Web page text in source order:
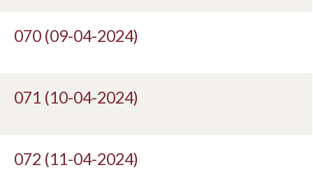
070 (09-04-2024)
071 (10-04-2024)
072 (11-04-2024)